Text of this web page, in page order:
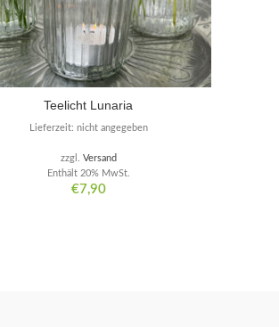
Teelicht Lunaria
€7,90
Enthält 20% MwSt.
zzgl. Versand
Lieferzeit: nicht angegeben